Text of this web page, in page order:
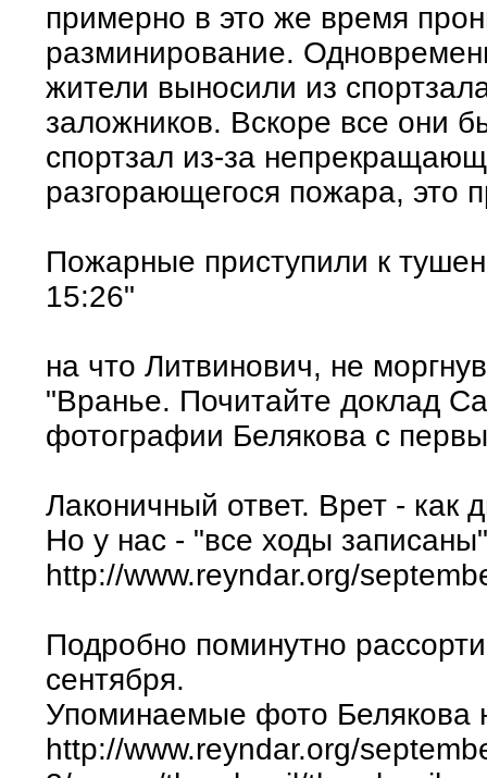
примерно в это же время
разминирование.
жители выносили из
заложников. Вскоре все они
спортзал из-за
разгорающегося пожара, это
Пожарные приступили к
15:26"
на что Литвинович, не
"Вранье. Почитайте доклад
фотографии Белякова с
Лаконичный ответ. Врет - как
Но у нас - "все ходы
http://www.reyndar.org/
Подробно поминутно
сентября.
Упоминаемые фото Белякова
http://www.reyndar.org/